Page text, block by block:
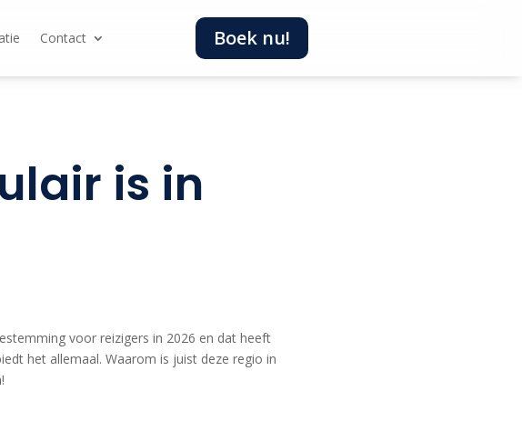
Contact Boek nu!
is in
voor reizigers in 2026 en dat heeft
het allemaal. Waarom is juist deze regio in